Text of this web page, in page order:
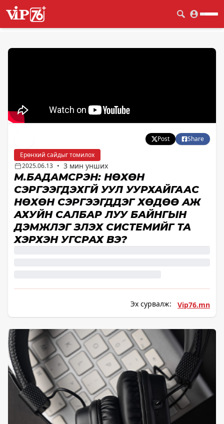
Post
Share
Ерөнхий сайдыг томилох
2025.06.13 • 3 мин унших
М.БАДАМСҮРЭН: НӨХӨН
СЭРГЭЭГДЭХГҮЙ УУЛ УУРХАЙГААС
НӨХӨН СЭРГЭЭГДДЭГ ХӨДӨӨ АЖ
АХУЙН САЛБАР ЛУУ БАЙНГЫН
ДЭМЖЛЭГ ҮЗҮҮЛЭХ СИСТЕМИЙГ ТА
ХЭРХЭН УГСРАХ ВЭ?
Эх сурвалж: Vip76.mn